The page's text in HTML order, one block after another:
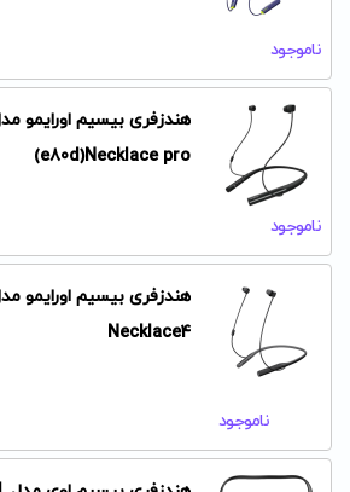
ناموجود
e80d)Necklace pro)
ناموجود
Necklace4
ناموجود